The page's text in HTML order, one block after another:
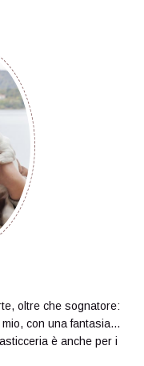
oltre che sognatore:
con una fantasia...
è anche per i